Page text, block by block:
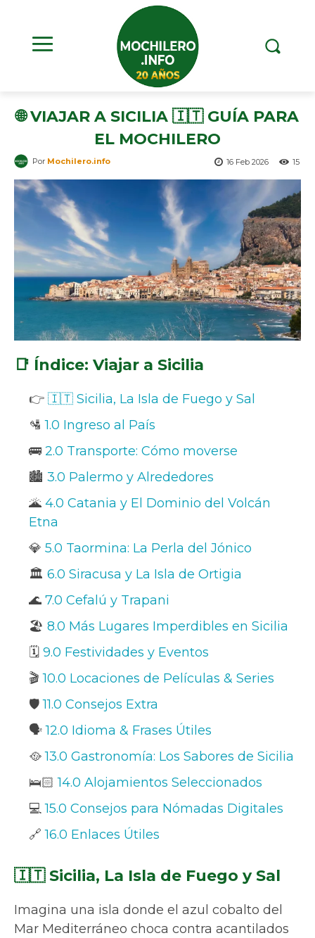
🌐 VIAJAR A SICILIA 🇮🇹 GUÍA PARA
EL MOCHILERO
15
16 Feb 2026
Por Mochilero.info
📑 Índice: Viajar a Sicilia
👉 🇮🇹 Sicilia, La Isla de Fuego y Sal
🛂1.0 Ingreso al País
🚌 2.0 Transporte: Cómo moverse
🏙️ 3.0 Palermo y Alrededores
🌋 4.0 Catania y El Dominio del Volcán
Etna
💎 5.0 Taormina: La Perla del Jónico
🏛️ 6.0 Siracusa y La Isla de Ortigia
🌊 7.0 Cefalú y Trapani
🏖️ 8.0 Más Lugares Imperdibles en Sicilia
🗓️ 9.0 Festividades y Eventos
🎬10.0 Locaciones de Películas & Series
🛡️11.0 Consejos Extra
🗣️12.0 Idioma & Frases Útiles
🥘13.0 Gastronomía: Los Sabores de Sicilia
🛌🏻14.0 Alojamientos Seleccionados
💻15.0 Consejos para Nómadas Digitales
🔗16.0 Enlaces Útiles
🇮🇹 Sicilia, La Isla de Fuego y Sal
Imagina una isla donde el azul cobalto del
Mar Mediterráneo choca contra acantilados